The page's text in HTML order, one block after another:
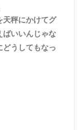
天秤にかけてグ
ばいいんじゃな
どうしてもなっ